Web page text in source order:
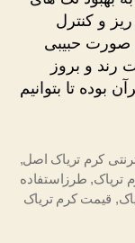
و کنترل
حبیبی
و بروز
بوده تا بتوانیم
کرم تریاک اصل,
تریاک, طرزاستفاده
, قیمت کرم تریاک